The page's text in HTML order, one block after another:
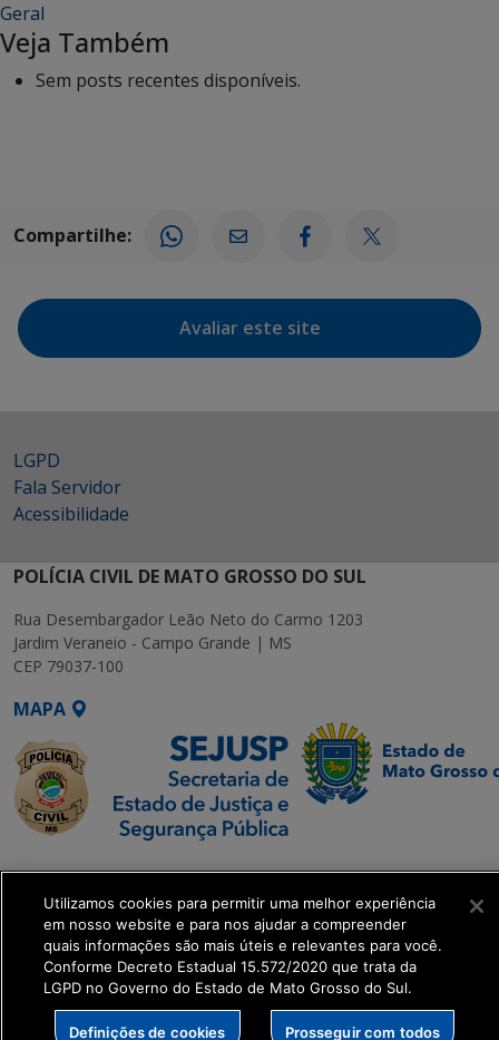
Geral
Veja Também
Sem posts recentes disponíveis.
Compartilhe:
Avaliar este site
LGPD
Fala Servidor
Acessibilidade
POLÍCIA CIVIL DE MATO GROSSO DO SUL
Rua Desembargador Leão Neto do Carmo 1203
Jardim Veraneio - Campo Grande | MS
CEP 79037-100
MAPA
SETDIG | Secretaria-
Executiva de
Transformação Digital
get_footer();
Utilizamos cookies para permitir uma melhor experiência
em nosso website e para nos ajudar a compreender
quais informações são mais úteis e relevantes para você.
Conforme Decreto Estadual 15.572/2020 que trata da
LGPD no Governo do Estado de Mato Grosso do Sul.
Definições de cookies Prosseguir com todos